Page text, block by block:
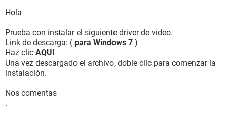
http://img197.imageshack.us/img197/5600/2011100300h0
Hola
Prueba con instalar el siguiente driver de video.
Link de descarga: ( para Windows 7 )
Haz clic AQUI
Una vez descargado el archivo, doble clic para comenzar la
instalación.
Nos comentas
.